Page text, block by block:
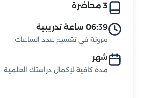
3 محاضرة
06:39 ساعة تدريبية
مرونة في تقسيم عدد الساعات
شهر
مدة كافية لإكمال دراستك العلمية